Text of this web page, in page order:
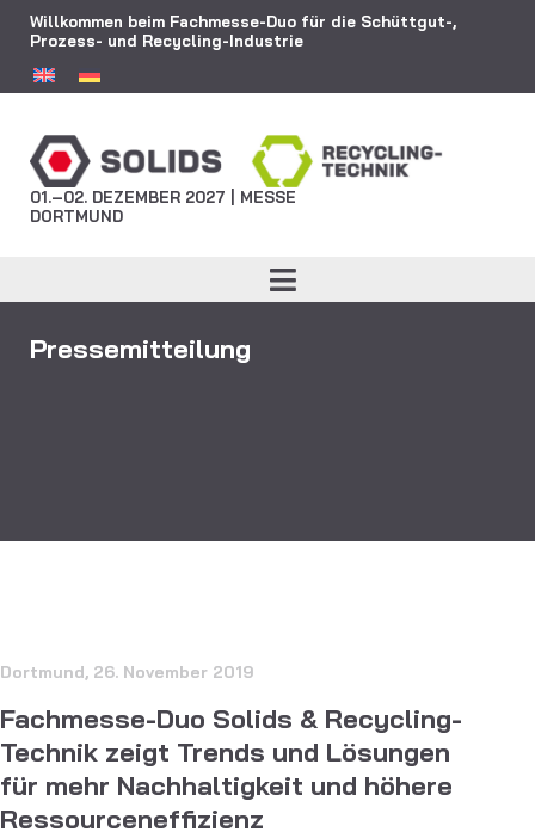
Willkommen beim Fachmesse-Duo für die Schüttgut-,
Prozess- und Recycling-Industrie
01.–02. DEZEMBER 2027 | MESSE
DORTMUND
Pressemitteilung
Dortmund, 26. November 2019
Fachmesse-Duo Solids & Recycling-
Technik zeigt Trends und Lösungen
für mehr Nachhaltigkeit und höhere
Ressourceneffizienz